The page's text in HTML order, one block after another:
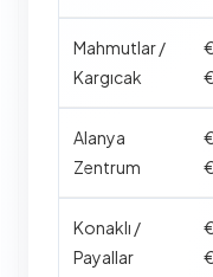
Mahmutlar /
Kargıcak
Alanya
Zentrum
Konaklı /
Payallar